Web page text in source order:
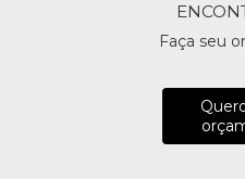
Faça seu